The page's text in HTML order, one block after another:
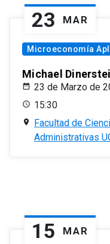
23 MAR
Microeconomía
Michael
23 de Marzo de
15:30
Facultad de
Administrativas
15 MAR